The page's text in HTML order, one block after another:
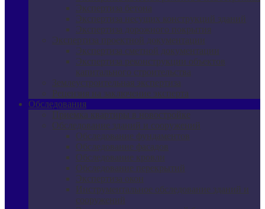
Экспертиза бетона
Экспертиза несущих конструкций зданий
Экспертиза дорожного покрытия
Экспертиза проектной документации
Экспертиза сметной документации
Экспертиза реконструкции объектов
капитального строительства
Землеустроительная экспертиза
Рецензия на заключение эксперта
Обследования
Приемка квартиры в новостройке
Обследование зданий и сооружений
Обследование фундаментов
Обследование фасадов
Обследование кровли
Обследование перекрытий
Экспертиза окон
Инструментальное обследование зданий и
сооружений